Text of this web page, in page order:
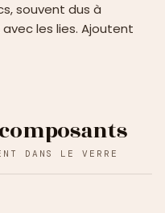
souvent dus à
les lies. Ajoutent
DANS LE VERRE